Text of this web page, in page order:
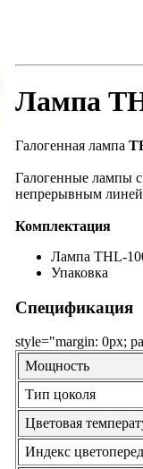
Лампа
Галогенная лампа
Галогенные лампы
непрерывным
Комплектация
Лампа THL-
Упаковка
Спецификация
style="margin: 0px;
Мощность
Тип цоколя
Цветовая
Индекс